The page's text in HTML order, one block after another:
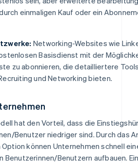
einmaligen Kauf oder ein
Networking-Websites wie
Basisdienst mit der
zu abonnieren, die detailliertere
und Networking bieten.
hat den Vorteil, dass die
Benutzer niedriger sind. Durch das
können Unternehmen schnell
Benutzerinnen/Benutzern aufbauen.